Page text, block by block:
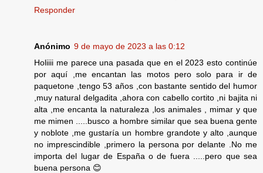
Responder
Anónimo 9 de mayo de 2023 a las 0:12
Holiiii me parece una pasada que en el 2023 esto continúe
por aquí ,me encantan las motos pero solo para ir de
paquetone ,tengo 53 años ,con bastante sentido del humor
,muy natural delgadita ,ahora con cabello cortito ,ni bajita ni
alta ,me encanta la naturaleza ,los animales , mimar y que
me mimen .....busco a hombre similar que sea buena gente
y noblote ,me gustaría un hombre grandote y alto ,aunque
no imprescindible ,primero la persona por delante .No me
importa del lugar de España o de fuera .....pero que sea
buena persona 😊